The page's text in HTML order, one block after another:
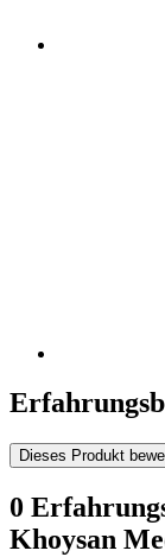
Dieses Produkt
0
Khoysan